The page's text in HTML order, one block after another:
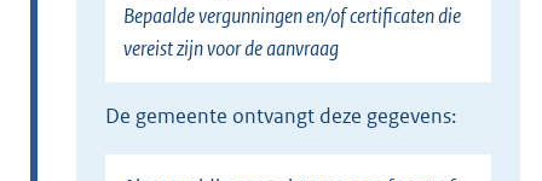
Bepaalde vergunningen en/of certificaten die
vereist zijn voor de aanvraag
de gemeente ontvangt deze gegevens: